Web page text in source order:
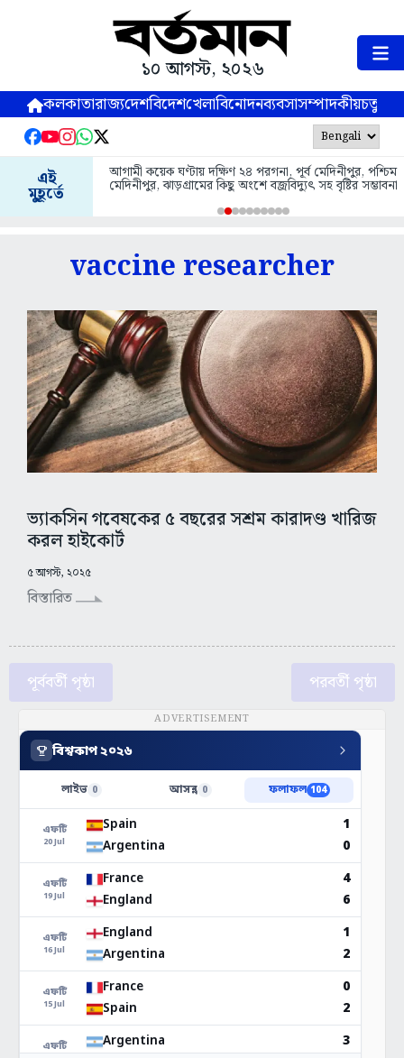
১০ আগস্ট, ২০২৬
কলকাতারাজ্যদেশবিদেশখেলাবিনোদনব্যবসাসম্পাদকীয়
এই
মুহূর্তে
আগামী কয়েক ঘণ্টায় দক্ষিণ ২৪ পরগনা, পূর্ব মেদিনীপুর, পশ্চিম
মেদিনীপুর, ঝাড়গ্রামের কিছু অংশে বজ্রবিদ্যুৎ সহ বৃষ্টির সম্ভাবনা
vaccine researcher
ভ্যাকসিন গবেষকের ৫ বছরের সশ্রম কারাদণ্ড খারিজ
করল হাইকোর্ট
৫ আগস্ট, ২০২৫
বিস্তারিত
পূর্ববর্তী পৃষ্ঠা পরবর্তী পৃষ্ঠা
ADVERTISEMENT